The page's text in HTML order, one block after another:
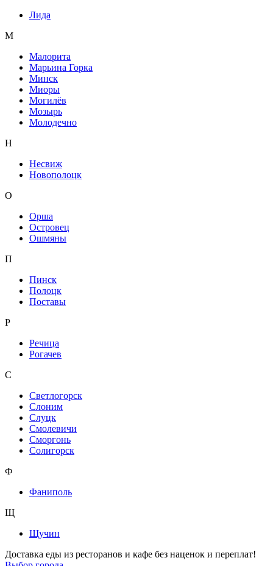
Лида
М
Малорита
Марьина Горка
Минск
Миоры
Могилёв
Мозырь
Молодечно
Н
Несвиж
Новополоцк
О
Орша
Островец
Ошмяны
П
Пинск
Полоцк
Поставы
Р
Речица
Рогачев
С
Светлогорск
Слоним
Слуцк
Смолевичи
Сморгонь
Солигорск
Ф
Фаниполь
Щ
Щучин
Доставка еды из ресторанов и кафе без наценок и переплат!